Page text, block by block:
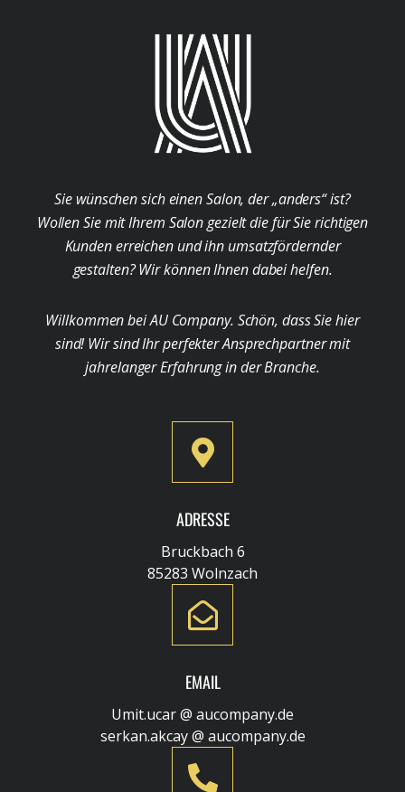
Sie wünschen sich einen Salon, der „anders“ ist?
Wollen Sie mit Ihrem Salon gezielt die für Sie richtigen
Kunden erreichen und ihn umsatzfördernder
gestalten? Wir können Ihnen dabei helfen.
Willkommen bei AU Company. Schön, dass Sie hier
sind! Wir sind Ihr perfekter Ansprechpartner mit
jahrelanger Erfahrung in der Branche.
ADRESSE
Bruckbach 6
85283 Wolnzach
EMAIL
Umit.ucar @ aucompany.de
serkan.akcay @ aucompany.de